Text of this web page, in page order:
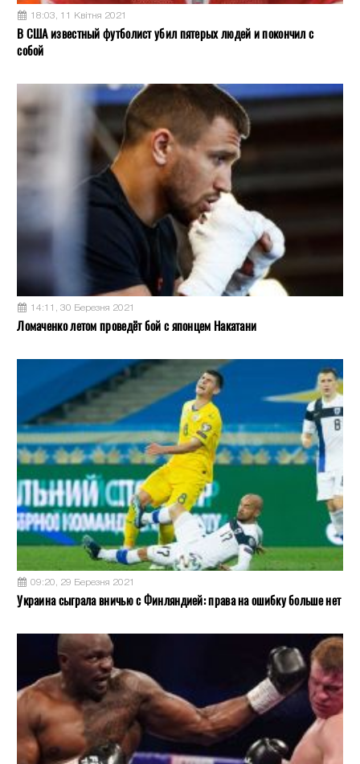
18:03, 11 Квітня 2021
В США известный футболист убил пятерых людей и покончил с
собой
14:11, 30 Березня 2021
Ломаченко летом проведёт бой с японцем Накатани
09:20, 29 Березня 2021
Украина сыграла вничью с Финляндией: права на ошибку больше нет